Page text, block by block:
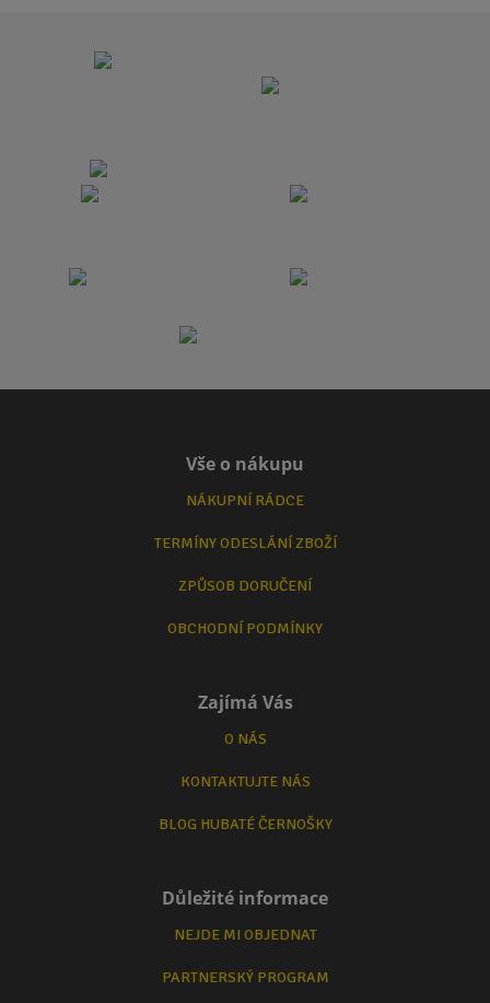
Vše o nákupu
NÁKUPNÍ RÁDCE
TERMÍNY ODESLÁNÍ ZBOŽÍ
ZPŮSOB DORUČENÍ
OBCHODNÍ PODMÍNKY
Zajímá Vás
O NÁS
KONTAKTUJTE NÁS
BLOG HUBATÉ ČERNOŠKY
Důležité informace
NEJDE MI OBJEDNAT
PARTNERSKÝ PROGRAM